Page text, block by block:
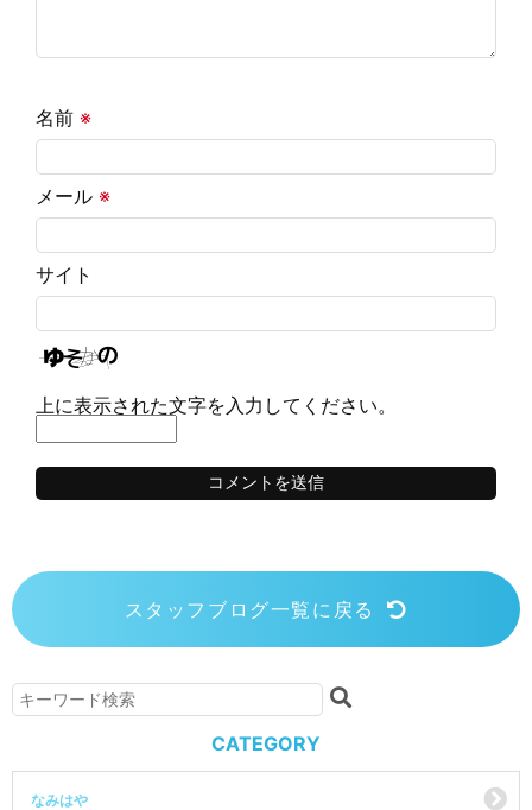
名前 ※
メール ※
サイト
上に表示された文字を入力してください。
スタッフブログ一覧に戻る
CATEGORY
なみはや